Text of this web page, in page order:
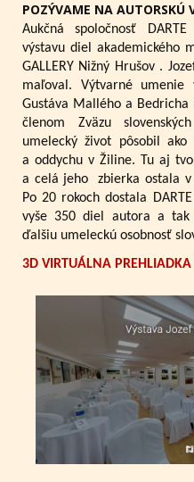
POZÝVAME NA AUTORSKÚ
Aukčná spoločnosť
výstavu diel akademického
GALLERY Nižný Hrušov .
maľoval. Výtvarné
Gustáva Mallého a
členom Zväzu
umelecký život pôsobil
a oddychu v Žiline. Tu aj
a celá jeho zbierka ostala v
Po 20 rokoch dostala
vyše 350 diel autora a tak
ďalšiu umeleckú osobnosť
3D VIRTUÁLNA PREHLIADKA